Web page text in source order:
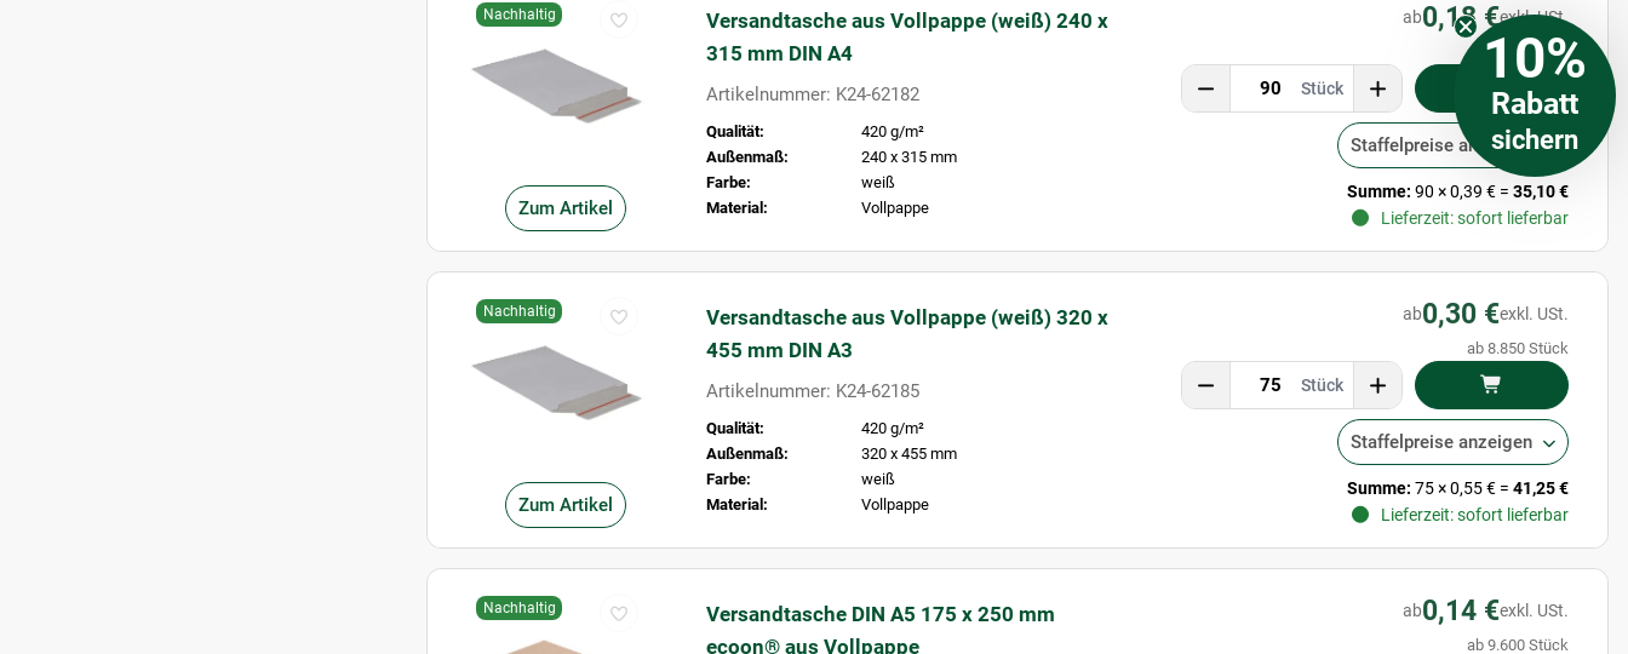
Zum Artikel
Nachhaltig
Versandtasche aus Vollpappe (weiß) 240 x
315 mm DIN A4
Artikelnummer: K24-62182
Qualität:
420 g/m²
Außenmaß:
240 x 315 mm
Farbe:
weiß
Material:
Vollpappe
ab0,18 €exkl. USt.
ab 8.400 Stück
Stück
Staffelpreise anzeigen
Summe: 90 ×0,39 € = 35,10 €
Lieferzeit: sofort lieferbar
Zum Artikel
Nachhaltig
Versandtasche aus Vollpappe (weiß) 320 x
455 mm DIN A3
Artikelnummer: K24-62185
Qualität:
420 g/m²
Außenmaß:
320 x 455 mm
Farbe:
weiß
Material:
Vollpappe
ab0,30 €exkl. USt.
ab 8.850 Stück
Stück
Staffelpreise anzeigen
Summe: 75×0,55 € = 41,25 €
Lieferzeit: sofort lieferbar
Nachhaltig
Versandtasche DIN A5 175 x 250 mm
ecoon® aus Vollpappe
ab0,14 €exkl. USt.
ab 9.600 Stück
10%
Rabatt
sichern